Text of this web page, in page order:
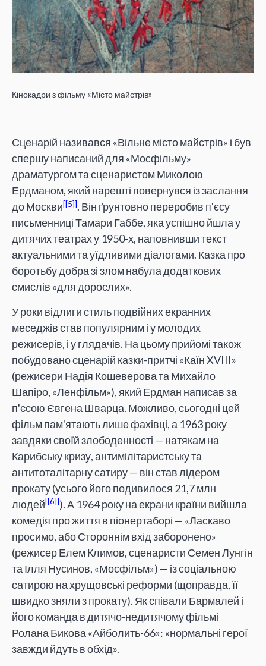
Кінокадри з фільму «Місто майстрів»
Сценарій називався «Вільне місто майстрів» і був
спершу написаний для «Мосфільму»
драматургом та сценаристом Миколою
Ердманом, який нарешті повернувся із заслання
до Москви [5] . Він ґрунтовно переробив п'єсу
письменниці Тамари Габбе, яка успішно йшла у
дитячих театрах у 1950-х, наповнивши текст
актуальними та уїдливими діалогами. Казка про
боротьбу добра зі злом набула додаткових
смислів «для дорослих».
У роки відлиги стиль подвійних екранних
меседжів став популярним і у молодих
режисерів, і у глядачів. На цьому прийомі також
побудовано сценарій казки-притчі «Каїн XVIII»
(режисери Надія Кошеверова та Михайло
Шапіро, «Ленфільм»), який Ердман написав за
п'єсою Євгена Шварца. Можливо, сьогодні цей
фільм пам'ятають лише фахівці, а 1963 року
завдяки своїй злободенності — натякам на
Карибську кризу, антимілітаристську та
антитоталітарну сатиру — він став лідером
прокату (усього його подивилося 21,7 млн
людей [6] ). А 1964 року на екрани країни вийшла
комедія про життя в піонертаборі — «Ласкаво
просимо, або Стороннім вхід заборонено»
(режисер Елем Климов, сценаристи Семен Лунгін
та Ілля Нусинов, «Мосфільм») — із соціальною
сатирою на хрущовські реформи (щоправда, її
швидко зняли з прокату). Як співали Бармалей і
його команда в дитячо-недитячому фільмі
Ролана Бикова «Айболить-66»: «нормальні герої
завжди йдуть в обхід».